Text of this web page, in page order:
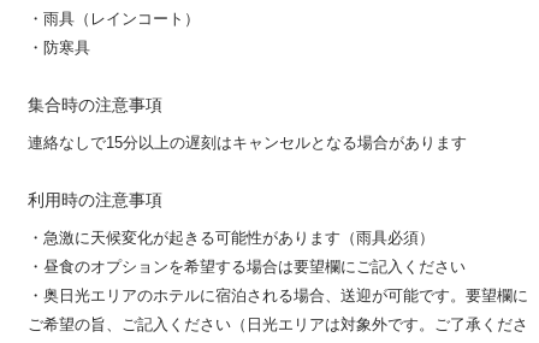
・雨具（レインコート）
・防寒具
集合時の注意事項
連絡なしで15分以上の遅刻はキャンセルとなる場合があります
利用時の注意事項
・急激に天候変化が起きる可能性があります（雨具必須）
・昼食のオプションを希望する場合は要望欄にご記入ください
・奥日光エリアのホテルに宿泊される場合、送迎が可能です。要望欄に
ご希望の旨、ご記入ください（日光エリアは対象外です。ご了承くださ